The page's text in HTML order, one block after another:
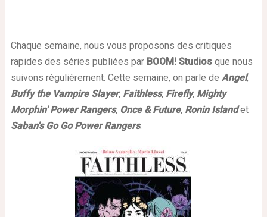
Chaque semaine, nous vous proposons des critiques
rapides des séries publiées par BOOM! Studiosque nous
suivons régulièrement. Cette semaine, on parle de Angel,
Buffy the Vampire Slayer, Faithless, Firefly, Mighty
Morphin' Power Rangers, Once & Future, Ronin Islandet
Saban's Go Go Power Rangers.